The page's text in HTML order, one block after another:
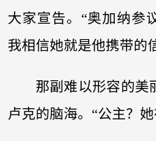
大家宣告。“奥加纳参
我相信她就是他携带的
那副难以形容的美
卢克的脑海。“公主？